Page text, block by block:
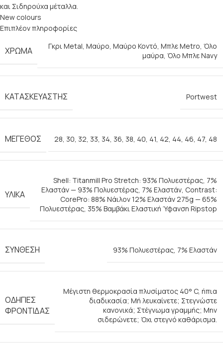
και Σιδηρούχα μέταλλα.
New colours
Επιπλέον πληροφορίες
ΧΡΏΜΑ Γκρι Metal, Μαύρο, Μαύρο Κοντό, Μπλε Metro, Όλο
μαύρα, Όλο Μπλε Navy
ΚΑΤΑΣΚΕΥΑΣΤΉΣ Portwest
ΜΈΓΕΘΟΣ 28, 30, 32, 33, 34, 36, 38, 40, 41, 42, 44, 46, 47, 48
ΥΛΙΚΆ
Shell: Titanmill Pro Stretch: 93% Πολυεστέρας, 7%
Ελαστάν — 93% Πολυεστέρας, 7% Ελαστάν, Contrast:
CorePro: 88% Νάιλον 12% Ελαστάν 275g — 65%
Πολυεστέρας, 35% Βαμβάκι Ελαστική Ύφανση Ripstop
ΣΎΝΘΕΣΗ 93% Πολυεστέρας, 7% Ελαστάν
ΟΔΗΓΊΕΣ
ΦΡΟΝΤΊΔΑΣ
Μέγιστη θερμοκρασία πλυσίματος 40° C, ήπια
διαδικασία; Μή λευκαίνετε; Στεγνώστε
κανονικά; Στέγνωμα γραμμής; Μην
σιδερώνετε; Όχι στεγνό καθάρισμα.